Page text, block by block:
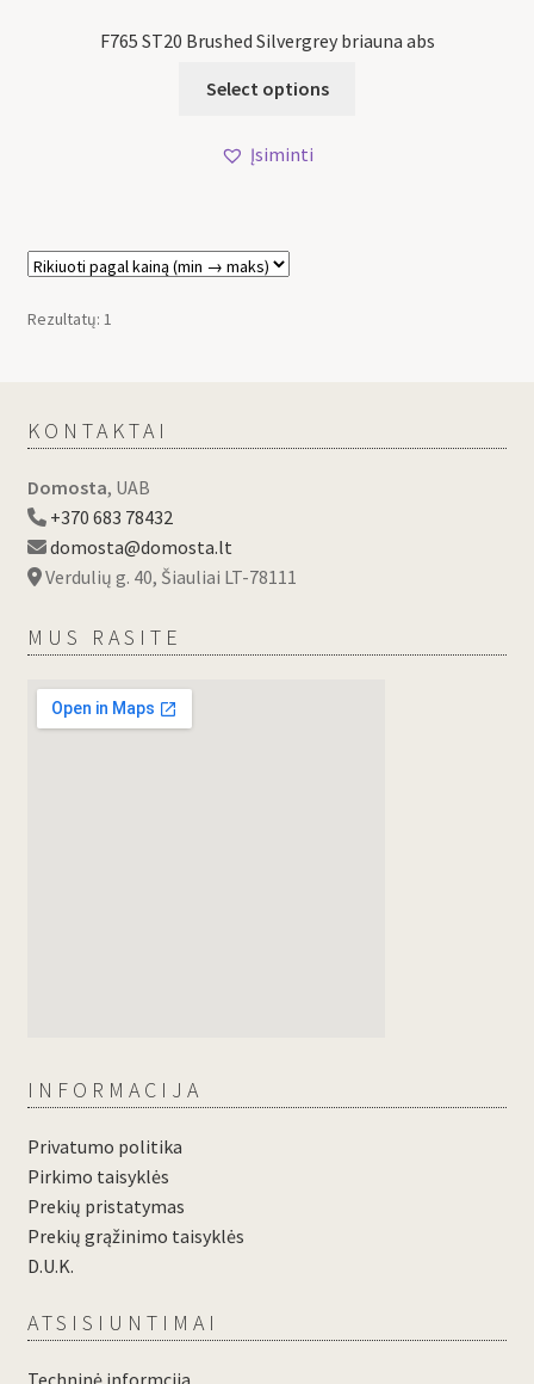
F765 ST20 Brushed Silvergrey briauna abs
Select options
Įsiminti
Rezultatų: 1
KONTAKTAI
Domosta, UAB
+370 683 78432
domosta@domosta.lt
Verdulių g. 40, Šiauliai LT-78111
MUS RASITE
INFORMACIJA
Privatumo politika
Pirkimo taisyklės
Prekių pristatymas
Prekių grąžinimo taisyklės
D.U.K.
ATSISIUNTIMAI